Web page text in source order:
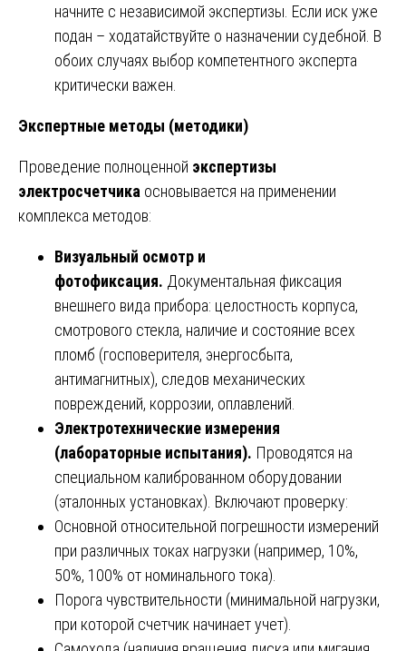
начните с независимой экспертизы. Если иск уже
подан – ходатайствуйте о назначении судебной. В
обоих случаях выбор компетентного эксперта
критически важен.
Экспертные методы (методики)
Проведение полноценной экспертизы
электросчетчика основывается на применении
комплекса методов:
Визуальный осмотр и
фотофиксация. Документальная фиксация
внешнего вида прибора: целостность корпуса,
смотрового стекла, наличие и состояние всех
пломб (госповерителя, энергосбыта,
антимагнитных), следов механических
повреждений, коррозии, оплавлений.
Электротехнические измерения
(лабораторные испытания). Проводятся на
специальном калиброванном оборудовании
(эталонных установках). Включают проверку:
Основной относительной погрешности измерений
при различных токах нагрузки (например, 10%,
50%, 100% от номинального тока).
Порога чувствительности (минимальной нагрузки,
при которой счетчик начинает учет).